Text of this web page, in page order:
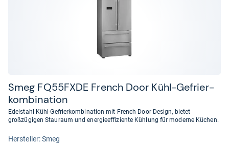
sich
Smeg FQ55FXDE French Door Kühl-​Gefrier­
kom­bi­na­tion
Edelstahl Kühl-Gefrierkombination mit French Door Design, bietet
großzügigen Stauraum und energieeffiziente Kühlung für moderne Küchen.
Her­stel­ler: Smeg